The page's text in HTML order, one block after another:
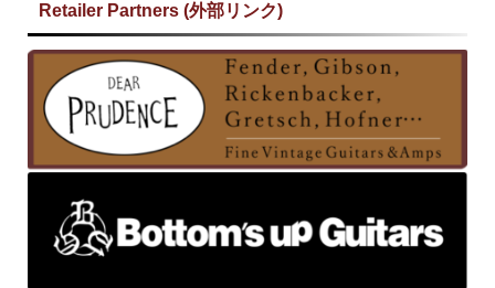
Retailer Partners (外部リンク)